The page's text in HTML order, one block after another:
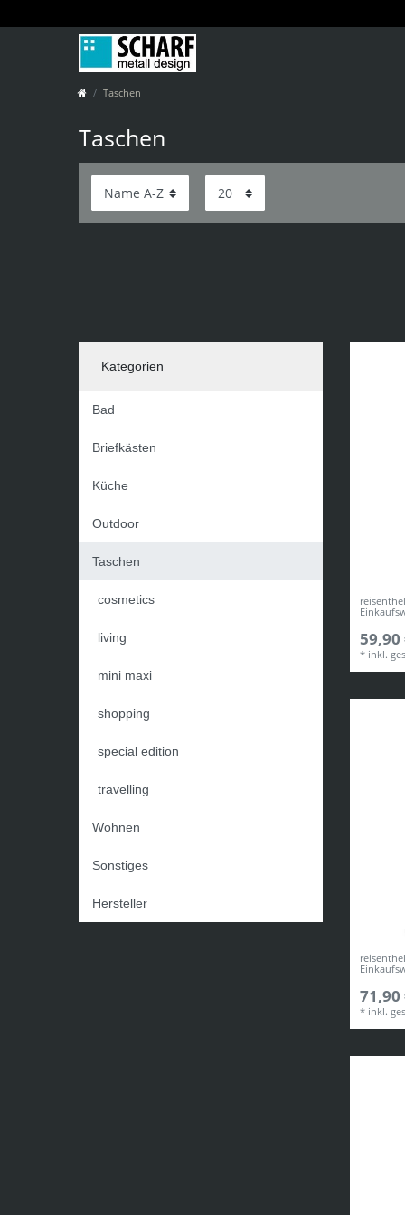
Taschen
Taschen
Kategorien
Bad
Briefkästen
Küche
Outdoor
Taschen
cosmetics
living
mini maxi
shopping
special edition
travelling
Wohnen
Sonstiges
Hersteller
59,90
* inkl.
71,90
* inkl.